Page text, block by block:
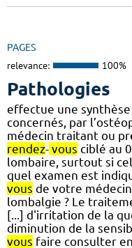
PAGES
relevance: 100%
Pathologies
effectue une synthèse
concernés, par
médecin traitant ou
rendez- vous ciblé au
lombaire, surtout si
quel examen est
vous de votre
lombalgie ? Le
[...] d'irritation de la
diminution de la
vous faire consulter